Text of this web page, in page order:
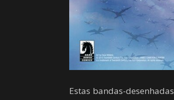
Estas bandas-desenhadas